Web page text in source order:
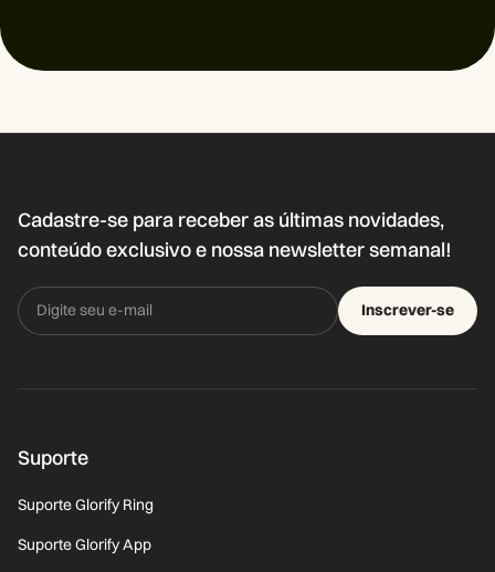
Cadastre-se para receber as últimas novidades,
conteúdo exclusivo e nossa newsletter semanal!
Inscrever-se
Suporte
Suporte Glorify Ring
Suporte Glorify App